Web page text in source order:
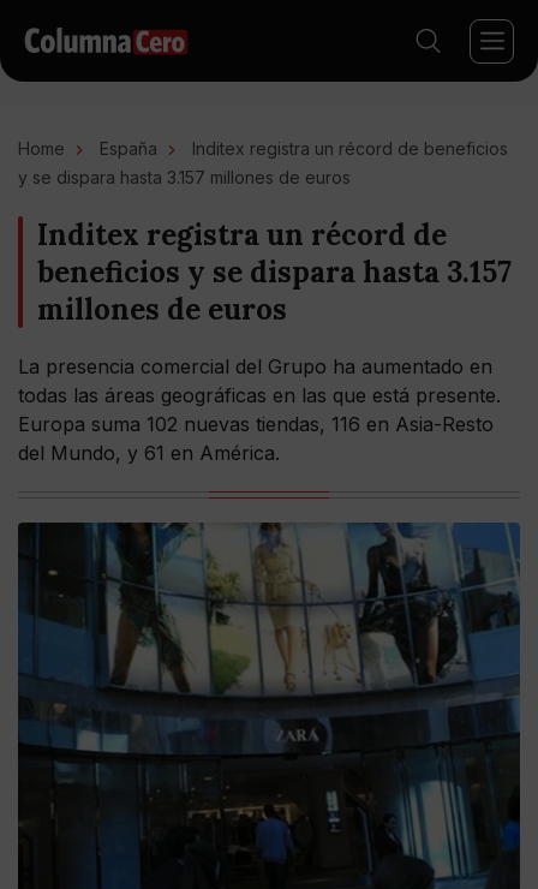
Home España
Inditex registra un récord de beneficios
y se dispara hasta 3.157 millones de euros
Inditex registra un récord de
beneficios y se dispara hasta 3.157
millones de euros
La presencia comercial del Grupo ha aumentado en
todas las áreas geográficas en las que está presente.
Europa suma 102 nuevas tiendas, 116 en Asia-Resto
del Mundo, y 61 en América.